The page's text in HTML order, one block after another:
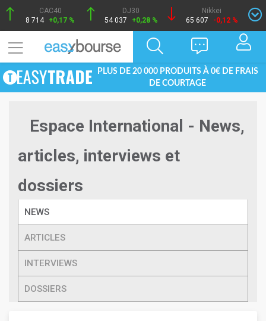
CAC40
8 714 +0,17 %
DJ30
54 037
+0,28 %
Nikkei
65 607
-0,12 %
PLUS DE 20 000 PRODUITS À 0€ DE FRAIS
DE COURTAGE
Espace International - News,
articles, interviews et
dossiers
NEWS
ARTICLES
INTERVIEWS
DOSSIERS